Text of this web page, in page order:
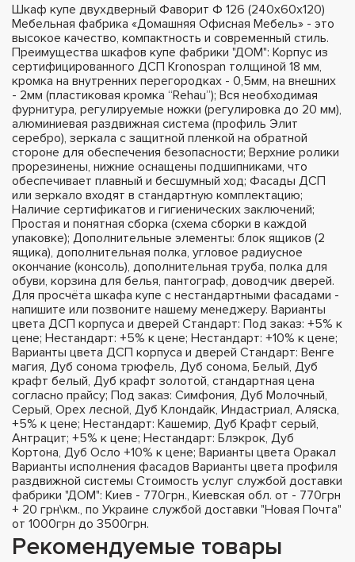
Шкаф купе двухдверный Фаворит Ф 126 (240х60х120)
Мебельная фабрика «Домашняя Офисная Мебель» - это
высокое качество, компактность и современный стиль.
Преимущества шкафов купе фабрики "ДОМ": Корпус из
сертифицированного ДСП Kronospan толщиной 18 мм,
кромка на внутренних перегородках - 0,5мм, на внешних
- 2мм (пластиковая кромка “Rehau”); Вся необходимая
фурнитура, регулируемые ножки (регулировка до 20 мм),
алюминиевая раздвижная система (профиль Элит
серебро), зеркала с защитной пленкой на обратной
стороне для обеспечения безопасности; Верхние ролики
прорезинены, нижние оснащены подшипниками, что
обеспечивает плавный и бесшумный ход; Фасады ДСП
или зеркало входят в стандартную комплектацию;
Наличие сертификатов и гигиенических заключений;
Простая и понятная сборка (схема сборки в каждой
упаковке); Дополнительные элементы: блок ящиков (2
ящика), дополнительная полка, угловое радиусное
окончание (консоль), дополнительная труба, полка для
обуви, корзина для белья, пантограф, доводчик дверей.
Для просчёта шкафа купе с нестандартными фасадами -
напишите или позвоните нашему менеджеру. Варианты
цвета ДСП корпуса и дверей Стандарт: Под заказ: +5% к
цене; Нестандарт: +5% к цене; Нестандарт: +10% к цене;
Варианты цвета ДСП корпуса и дверей Стандарт: Венге
магия, Дуб сонома трюфель, Дуб сонома, Белый, Дуб
крафт белый, Дуб крафт золотой, стандартная цена
согласно прайсу; Под заказ: Симфония, Дуб Молочный,
Серый, Орех лесной, Дуб Клондайк, Индастриал, Аляска,
+5% к цене; Нестандарт: Кашемир, Дуб Крафт серый,
Антрацит; +5% к цене; Нестандарт: Блэкрок, Дуб
Кортона, Дуб Осло +10% к цене; Варианты цвета Оракал
Варианты исполнения фасадов Варианты цвета профиля
раздвижной системы Стоимость услуг службой доставки
фабрики "ДОМ": Киев - 770грн., Киевская обл. от - 770грн
+ 20 грн\км., по Украине службой доставки "Новая Почта"
от 1000грн до 3500грн.
Рекомендуемые товары